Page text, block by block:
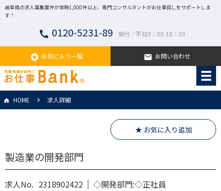
岐阜県の求人募集案件が常時1,000件以上、専門コンサルタントがお仕事探しをサポートしま
す！
call 0120-5231-89 受付／平日9：00-18：00
stars お気に入り一覧 email お問い合わせ
HOME 求人詳細
★ お気に入り追加
製造業の開発部門
求人No. 2318902422 ◇開発部門:◇正社員